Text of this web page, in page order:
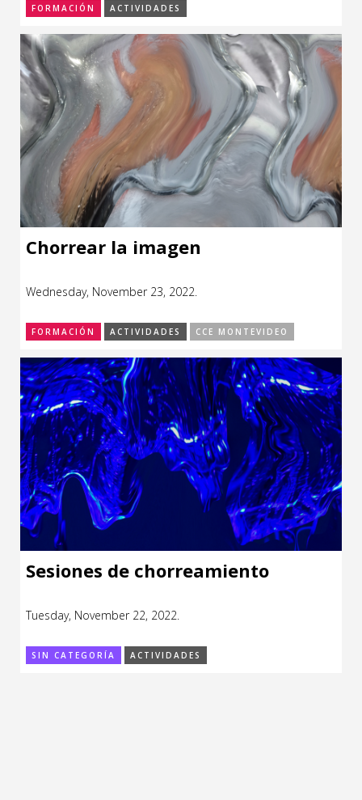
FORMACIÓN ACTIVIDADES
Chorrear la imagen
Wednesday, November 23, 2022.
FORMACIÓN ACTIVIDADES CCE MONTEVIDEO
Sesiones de chorreamiento
Tuesday, November 22, 2022.
SIN CATEGORÍA ACTIVIDADES